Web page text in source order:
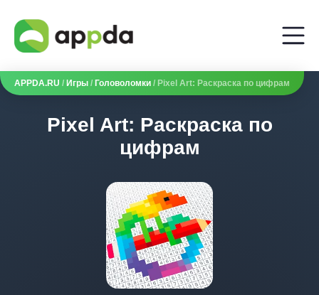
APPDA.RU / Игры / Головоломки / Pixel Art: Раскраска по цифрам
Pixel Art: Раскраска по
цифрам